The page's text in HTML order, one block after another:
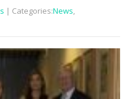
| Categories:News,